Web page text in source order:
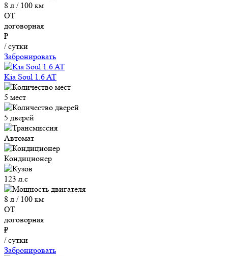
8 л / 100 км
ОТ
договорная
₽
/ сутки
Забронировать
Kia Soul 1.6 AT
5 мест
5 дверей
Автомат
Кондиционер
123 л.с
8 л / 100 км
ОТ
договорная
₽
/ сутки
Забронировать